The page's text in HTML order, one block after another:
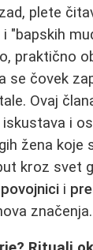
plete
"bapskih
praktično
se čovek
Ovaj
i
žena koje
kroz svet
i
značenja.